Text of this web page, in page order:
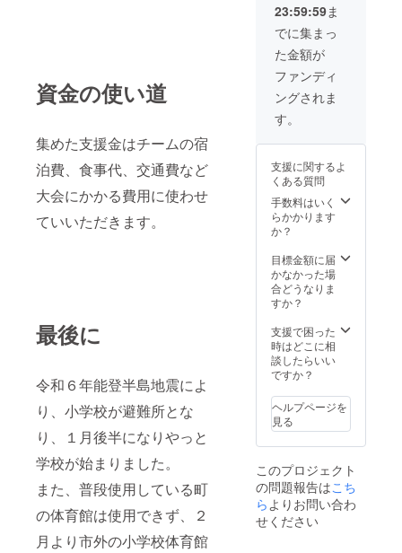
資金の使い道
集めた支援金はチームの宿
泊費、食事代、交通費など
大会にかかる費用に使わせ
ていいただきます。
最後に
令和６年能登半島地震によ
り、小学校が避難所とな
り、１月後半になりやっと
学校が始まりました。
また、普段使用している町
の体育館は使用できず、２
月より市外の小学校体育館
載します。
23:59:59ま
でに集まっ
た金額が
ファンディ
ングされま
す。
支援に関するよ
くある質問
手数料はいく
らかかります
か？
目標金額に届
かなかった場
合どうなりま
すか？
支援で困った
時はどこに相
談したらいい
ですか？
ヘルプページを
見る
このプロジェクト
の問題報告はこち
らよりお問い合わ
せください